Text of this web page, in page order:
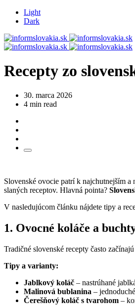
Light
Dark
Recepty zo
30. marca 2026
4 min read
Slovenské ovocie patrí k najchutnejším
slaných receptov. Hlavná pointa?
V nasledujúcom článku nájdete tipy a
1. Ovocné koláče a
Tradičné slovenské recepty často
Tipy a varianty:
Jablkový koláč – nastrúhané
Malinová bublanina –
Čerešňový koláč s tvarohom –